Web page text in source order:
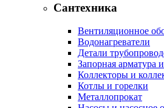
Сантехника
Вентиляционное
Водонагреватели
Детали
Запорная арматура
Коллекторы и
Котлы и горелки
Металлопрокат